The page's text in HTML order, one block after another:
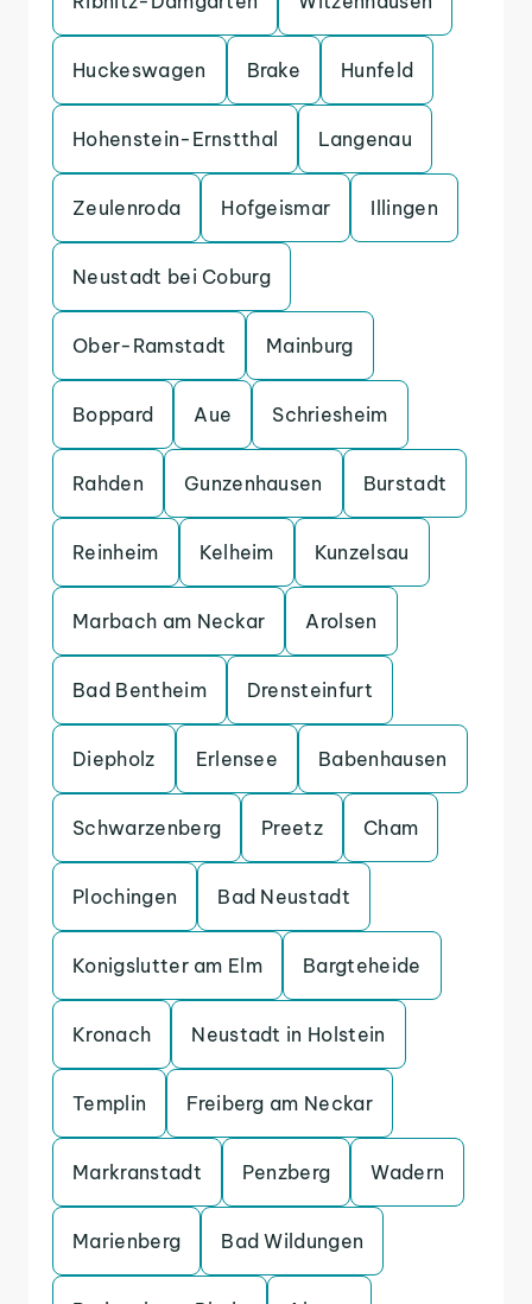
Huckeswagen Brake Hunfeld
Hohenstein-Ernstthal Langenau
Zeulenroda Hofgeismar Illingen
Neustadt bei Coburg
Ober-Ramstadt Mainburg
Boppard Aue Schriesheim
Rahden Gunzenhausen Burstadt
Reinheim Kelheim Kunzelsau
Marbach am Neckar Arolsen
Bad Bentheim Drensteinfurt
Diepholz Erlensee Babenhausen
Schwarzenberg Preetz Cham
Plochingen Bad Neustadt
Konigslutter am Elm Bargteheide
Kronach Neustadt in Holstein
Templin Freiberg am Neckar
Markranstadt Penzberg Wadern
Marienberg Bad Wildungen